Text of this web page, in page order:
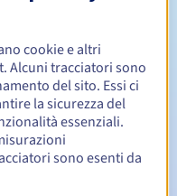
cookie e altri
Alcuni tracciatori sono
del sito. Essi ci
la sicurezza del
essenziali.
sono esenti da